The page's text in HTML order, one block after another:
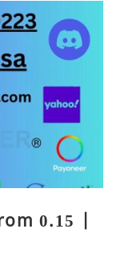
0.15 |